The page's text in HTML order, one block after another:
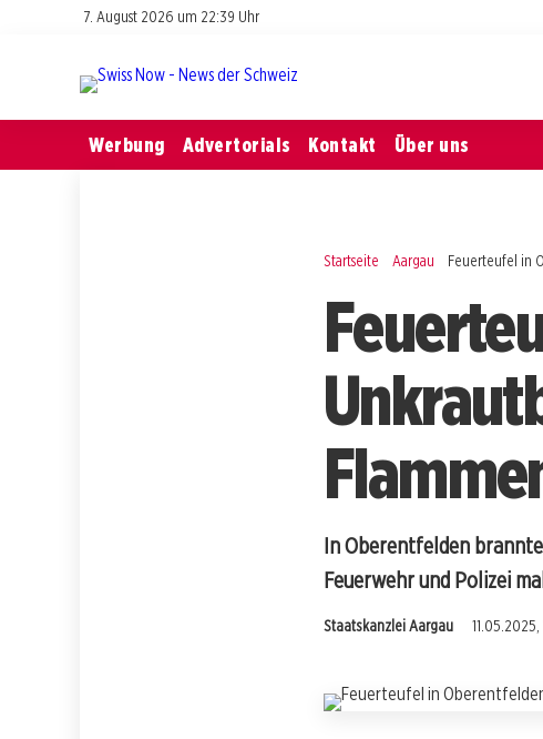
7. August 2026 um 22:39 Uhr
Werbung Advertorials Kontakt Über uns
Startseite Aargau Feuerteufel in
In Oberentfelden
Feuerwehr und Polizei
Staatskanzlei Aargau 11.05.2025,